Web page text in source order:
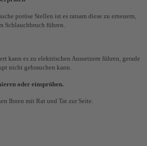
poröse Stellen ist es ratsam diese zu erneuern,
Schlauchbruch führen.
kann es zu elektrischen Aussetzern führen, gerade
nicht gebrauchen kann.
oder einsprühen.
Ihnen mit Rat und Tat zur Seite.